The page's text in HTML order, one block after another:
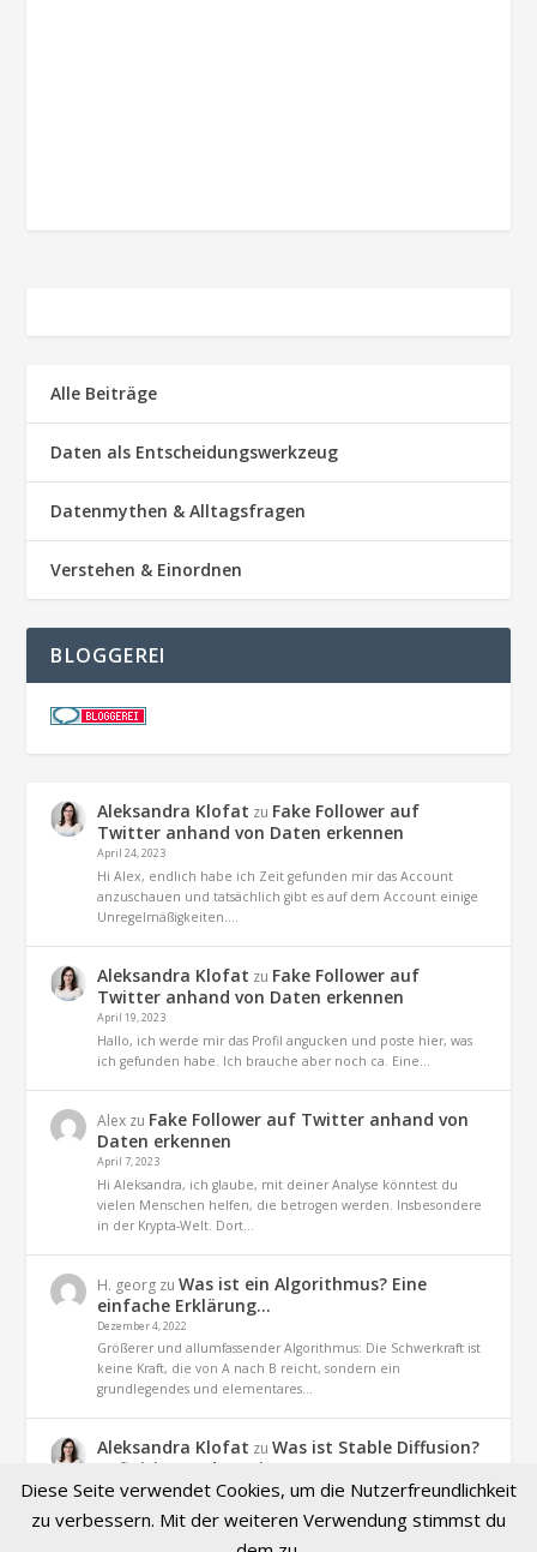
Alle Beiträge
Daten als Entscheidungswerkzeug
Datenmythen & Alltagsfragen
Verstehen & Einordnen
BLOGGEREI
Aleksandra Klofat zu Fake Follower auf
Twitter anhand von Daten erkennen
April 24, 2023
Hi Alex, endlich habe ich Zeit gefunden mir das Account
anzuschauen und tatsächlich gibt es auf dem Account einige
Unregelmäßigkeiten.…
Aleksandra Klofat zu Fake Follower auf
Twitter anhand von Daten erkennen
April 19, 2023
Hallo, ich werde mir das Profil angucken und poste hier, was
ich gefunden habe. Ich brauche aber noch ca. Eine…
Alex zu Fake Follower auf Twitter anhand von
Daten erkennen
April 7, 2023
Hi Aleksandra, ich glaube, mit deiner Analyse könntest du
vielen Menschen helfen, die betrogen werden. Insbesondere
in der Krypta-Welt. Dort…
H. georg zuWas ist ein Algorithmus? Eine
einfache Erklärung…
Dezember 4, 2022
Größerer und allumfassender Algorithmus: Die Schwerkraft ist
keine Kraft, die von A nach B reicht, sondern ein
grundlegendes und elementares…
Aleksandra Klofat zuWas ist Stable Diffusion?
Definition und Praxis
November 9, 2022
Hallo, ja. es geht um dieses Projekt (optiizedSD=Projekt von
Diese Seite verwendet Cookies, um die Nutzerfreundlichkeit
zu verbessern. Mit der weiteren Verwendung stimmst du